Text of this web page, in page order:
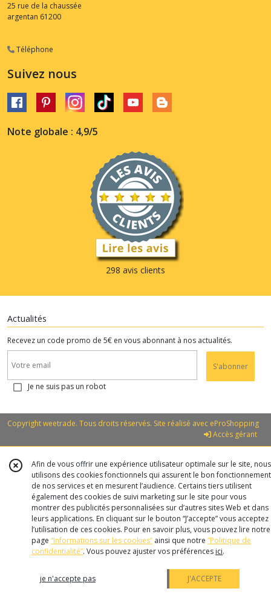
25 rue de la chaussée
argentan 61200
Téléphone
Suivez nous
Note globale : 4,9/5
298 avis clients
Actualités
Recevez un code promo de 5€ en vous abonnant à nos actualités.
S'abonner
Je ne suis pas un robot
Copyright weetrade. Tous droits réservés. Site réalisé avec eProShopping
Accès gérant
Afin de vous offrir une expérience utilisateur optimale sur le site, nous
utilisons des cookies fonctionnels qui assurent le bon fonctionnement
de nos services et en mesurent l’audience. Certains tiers utilisent
également des cookies de suivi marketing sur le site pour vous
montrer des publicités personnalisées sur d’autres sites Web et dans
leurs applications. En cliquant sur le bouton “J’accepte” vous acceptez
l’utilisation de ces cookies. Pour en savoir plus, vous pouvez lire notre
page “Informations sur les cookies” ainsi que notre “Politique de
confidentialité“. Vous pouvez ajuster vos préférences ici.
je n'accepte pas J'ACCEPTE